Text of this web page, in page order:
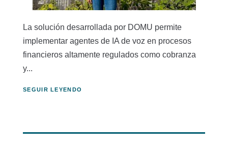
La solución desarrollada por DOMU permite
implementar agentes de IA de voz en procesos
financieros altamente regulados como cobranza
y...
SEGUIR LEYENDO